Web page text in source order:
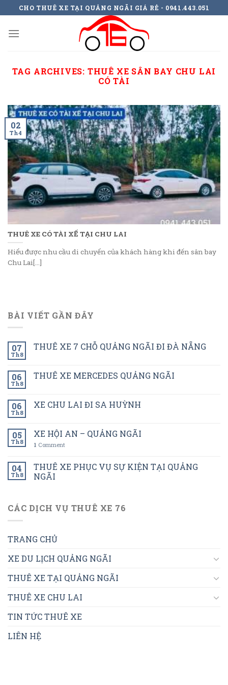
to
content
CHO THUÊ XE TẠI QUẢNG NGÃI GIÁ RẺ - 0941.443.051
TAG ARCHIVES: THUÊ XE SÂN BAY CHU LAI
CÓ TÀI
THUÊ XE CÓ TÀI XẾ TẠI CHU LAI
Hiểu được nhu cầu di chuyển của khách hàng khi đến sân bay
Chu Lai[...]
02
Th4
BÀI VIẾT GẦN ĐÂY
07
Th8
THUÊ XE 7 CHỖ QUẢNG NGÃI ĐI ĐÀ NẴNG
06
Th8
THUÊ XE MERCEDES QUẢNG NGÃI
06
Th8
XE CHU LAI ĐI SA HUỲNH
05
Th8
XE HỘI AN – QUẢNG NGÃI
1 Comment
04
Th8
THUÊ XE PHỤC VỤ SỰ KIỆN TẠI QUẢNG
NGÃI
CÁC DỊCH VỤ THUÊ XE 76
TRANG CHỦ
XE DU LỊCH QUẢNG NGÃI
THUÊ XE TẠI QUẢNG NGÃI
THUÊ XE CHU LAI
TIN TỨC THUÊ XE
LIÊN HỆ